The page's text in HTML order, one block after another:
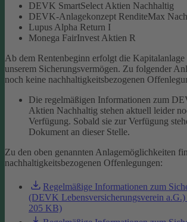
DEVK SmartSelect Aktien Nachhaltig
DEVK-Anlagekonzept RenditeMax
Lupus Alpha Return I
Monega FairInvest Aktien R
Ab dem Rentenbeginn erfolgt die Kapitalanlage
unserem Sicherungsvermögen. Zu folgender
noch keine nachhaltigkeitsbezogenen
Die regelmäßigen Informationen zum
Aktien Nachhaltig stehen aktuell leider
Verfügung. Sobald sie zur Verfügung
Dokument an dieser Stelle.
Zu den oben genannten Anlagemöglichkeiten
nachhaltigkeitsbezogenen Offenlegungen:
Regelmäßige Informationen zum
(DEVK Lebensversicherungsverein a.G.)
205 KB)